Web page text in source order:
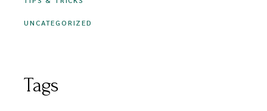
UNCATEGORIZED
Tags